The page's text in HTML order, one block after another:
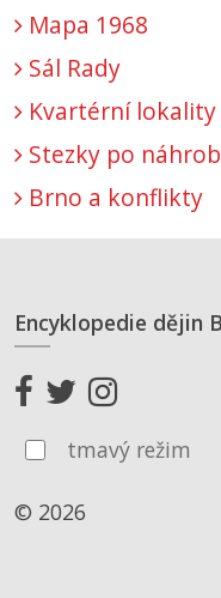
Mapa 1968
Sál Rady
Kvartérní lokality
Stezky po
Brno a konflikty
Encyklopedie dějin
tmavý režim
© 2026